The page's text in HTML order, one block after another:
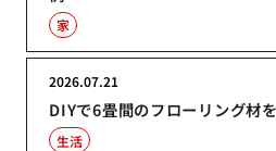
家
DIYで6畳間のフローリング材
2026.07.21
生活